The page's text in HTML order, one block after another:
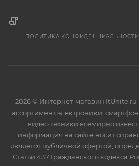
ПОЛИТИКА КОНФИДЕНЦИАЛЬНОСТИ
2026 © Интернет-магазин
ассортимент электроники,
видео техники всемирно
информация на сайте носит
является публичной офертой,
Статьи 437 Гражданского кодекса